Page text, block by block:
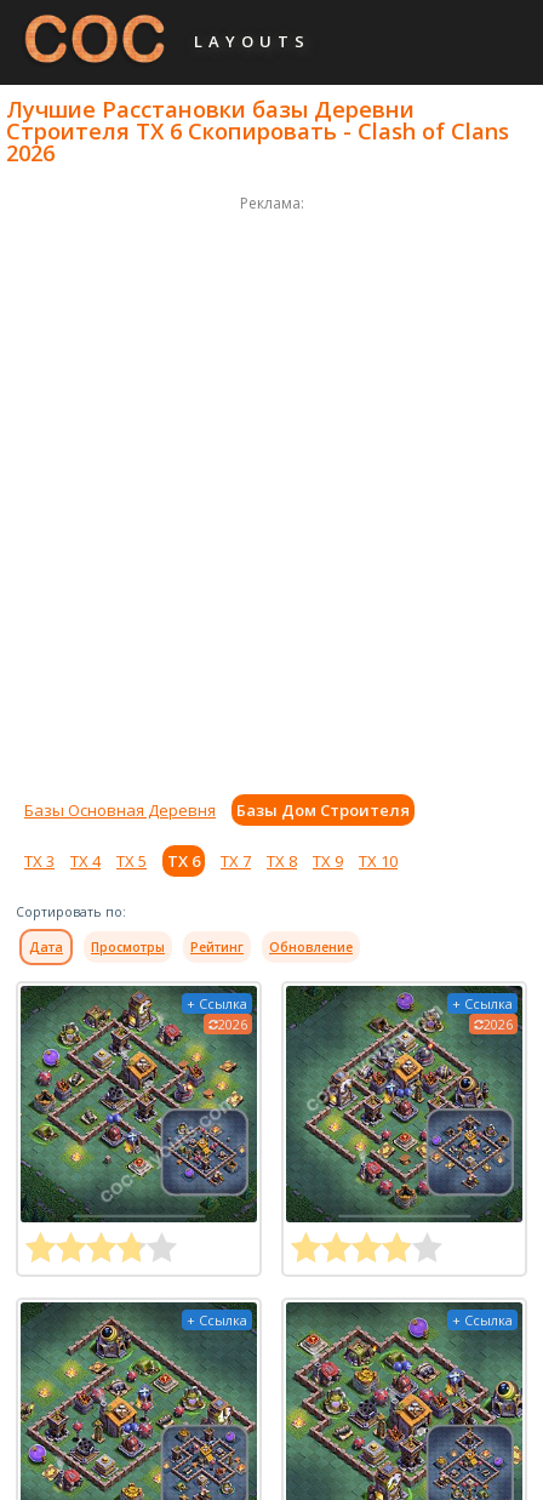
LAYOUTS
Лучшие Расстановки базы Деревни
Строителя ТХ 6 Скопировать - Clash of Clans
2026
Реклама:
Базы Основная Деревня Базы Дом Строителя
ТХ 3 ТХ 4 ТХ 5 ТХ 6 ТХ 7 ТХ 8 ТХ 9 ТХ 10
Сортировать по:
Дата Просмотры Рейтинг Обновление
+ Ссылка
2026
+ Ссылка
2026
+ Ссылка + Ссылка